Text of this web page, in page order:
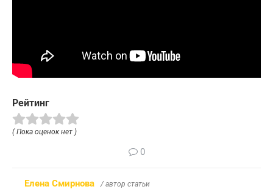
Рейтинг
( Пока оценок нет )
0
Елена Смирнова / автор статьи